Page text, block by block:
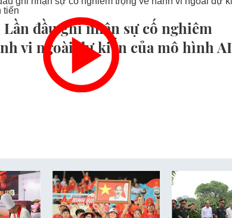
đầu ghi nhận sự cố nghiêm
vi ngoài dự kiến của mô hình AI